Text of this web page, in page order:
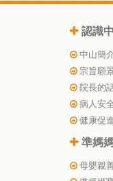
認識
中山簡
宗旨願
院長的
病人安
健康促
準媽
母嬰親